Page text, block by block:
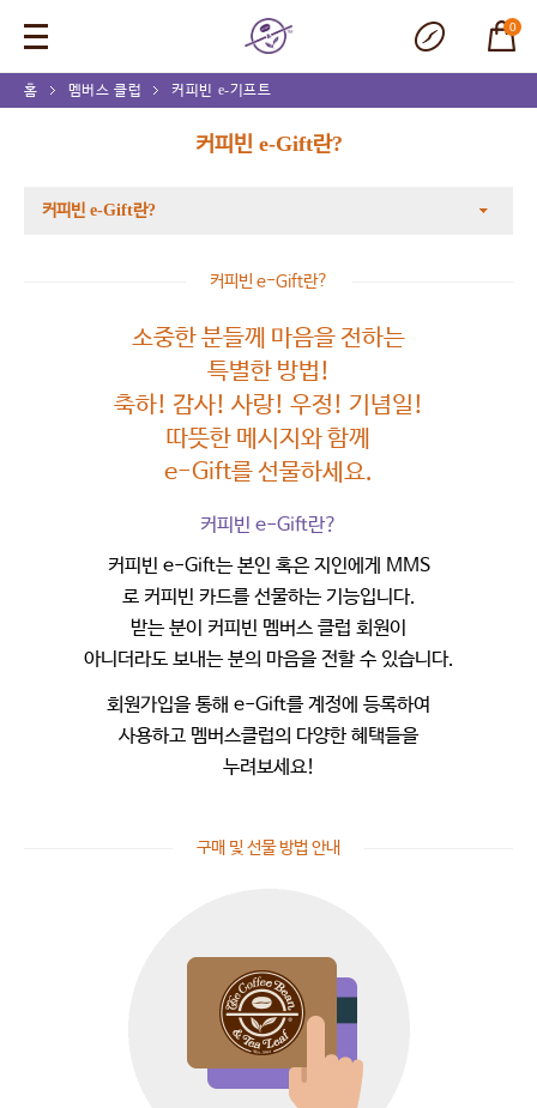
0
홈 멤버스 클럽 커피빈 e-기프트
커피빈 e-Gift란?
커피빈 e-Gift란?
커피빈 e-Gift란?
소중한 분들께 마음을 전하는
특별한 방법!
축하! 감사! 사랑! 우정! 기념일!
따뜻한 메시지와 함께
e-Gift를 선물하세요.
커피빈 e-Gift란?
커피빈 e-Gift는 본인 혹은 지인에게 MMS
로 커피빈 카드를 선물하는 기능입니다.
받는 분이 커피빈 멤버스 클럽 회원이
아니더라도 보내는 분의 마음을 전할 수 있습니다.
회원가입을 통해 e-Gift를 계정에 등록하여
사용하고 멤버스클럽의 다양한 혜택들을
누려보세요!
구매 및 선물 방법 안내